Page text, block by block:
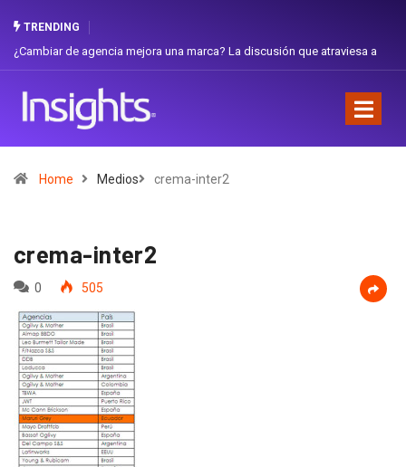
TRENDING
de agencia mejora una marca? La discusión que atraviesa a
Home Medios crema-inter2
crema-inter2
0 505